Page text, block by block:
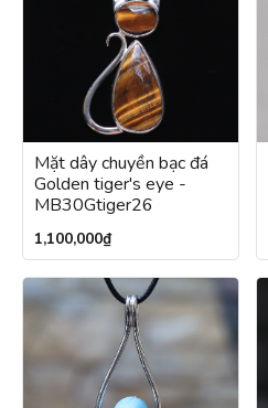
Mặt dây chuyền bạc đá
Golden tiger's eye -
MB30Gtiger26
1,100,000₫